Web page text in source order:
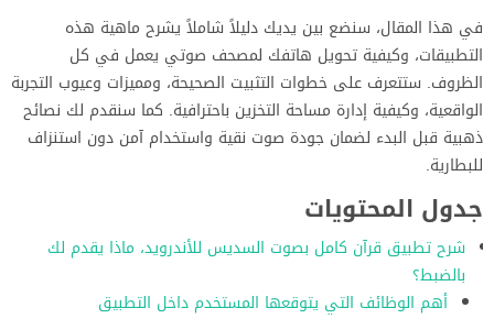
في هذا المقال، سنضع بين يديك دليلاً شاملاً يشرح ماهية هذه
التطبيقات، وكيفية تحويل هاتفك لمصحف صوتي يعمل في كل
الظروف. ستتعرف على خطوات التثبيت الصحيحة، ومميزات وعيوب التجربة
الواقعية، وكيفية إدارة مساحة التخزين باحترافية. كما سنقدم لك نصائح
ذهبية قبل البدء لضمان جودة صوت نقية واستخدام آمن دون استنزاف
للبطارية.
جدول المحتويات
شرح تطبيق قرآن كامل بصوت السديس للأندرويد، ماذا يقدم لك
بالضبط؟
أهم الوظائف التي يتوقعها المستخدم داخل التطبيق